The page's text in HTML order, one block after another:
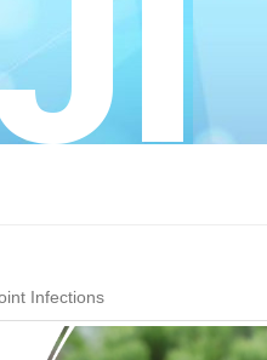
Infections